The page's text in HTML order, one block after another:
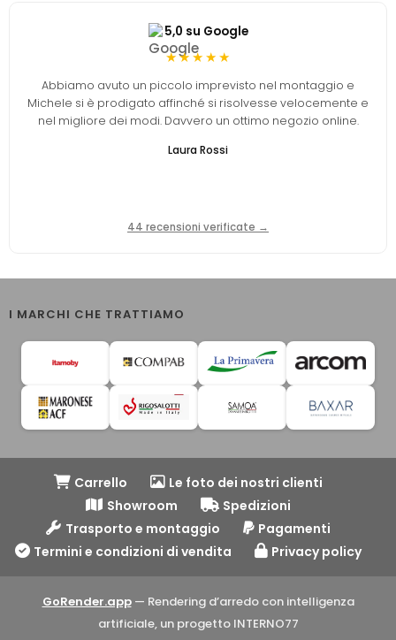
5,0 su Google
★★★★★
Abbiamo avuto un piccolo imprevisto nel montaggio e
Michele si è prodigato affinché si risolvesse velocemente e
nel migliore dei modi. Davvero un ottimo negozio online.
Laura Rossi
44 recensioni verificate →
I MARCHI CHE TRATTIAMO
Carrello
Le foto dei nostri clienti
Showroom
Spedizioni
Trasporto e montaggio
Pagamenti
Termini e condizioni di vendita
Privacy policy
GoRender.app— Rendering d’arredo con intelligenza
artificiale, un progetto INTERNO77